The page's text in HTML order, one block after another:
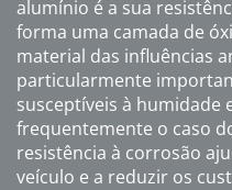
alumínio é a sua
forma uma camada de
material das influências
particularmente
susceptíveis à humidade
frequentemente o caso
resistência à corrosão
veículo e a reduzir os